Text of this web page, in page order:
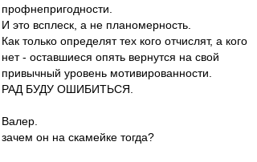
профнепригодности.
И это всплеск, а не планомерность.
Как только определят тех кого отчислят, а кого
нет - оставшиеся опять вернутся на свой
привычный уровень мотивированности.
РАД БУДУ ОШИБИТЬСЯ.
Валер.
зачем он на скамейке тогда?